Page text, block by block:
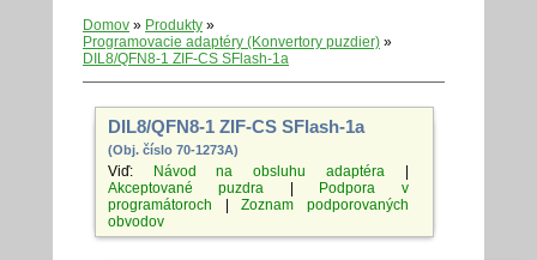
Domov » Produkty »
Programovacie adaptéry (Konvertory puzdier) »
DIL8/QFN8-1 ZIF-CS SFlash-1a
DIL8/QFN8-1 ZIF-CS SFlash-1a
(Obj. číslo 70-1273A)
Viď: Návod na obsluhu adaptéra
Akceptované puzdra
Podpora v
programátoroch |Zoznam podporovaných
obvodov